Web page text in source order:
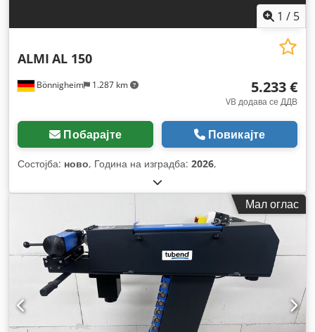
1 / 5
Bönnigheim 1.287 km
ALMI AL 150
5.233 €
VB додава се ДДВ
Побарајте Повикајте
Состојба: ново, Година на изградба: 2026,
Мал оглас